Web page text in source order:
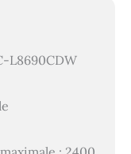
L8690CDW